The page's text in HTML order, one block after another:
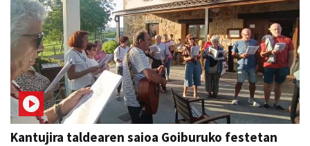
Kantujira taldearen saioa Goiburuko festetan